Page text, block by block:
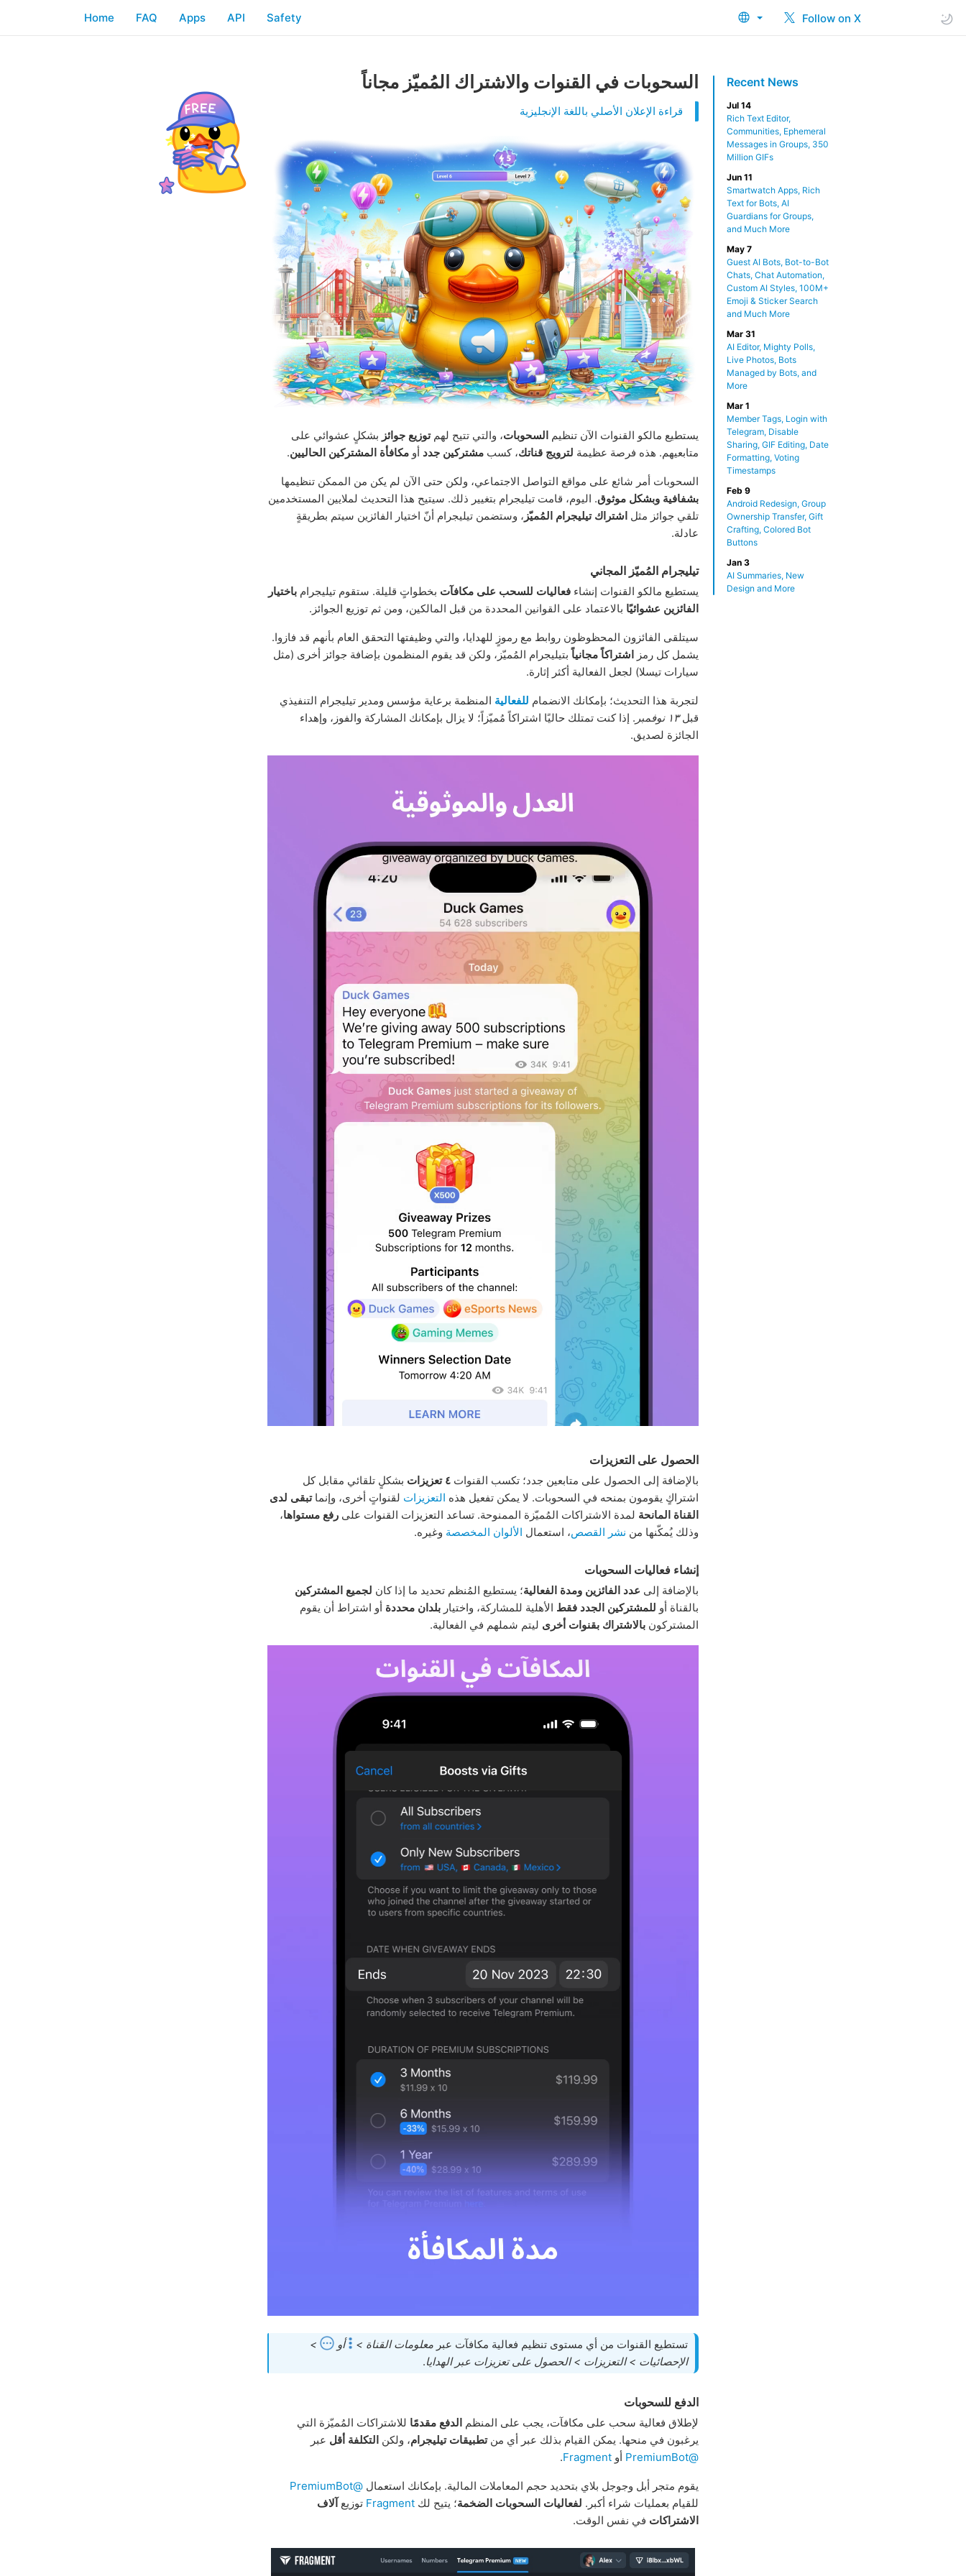
Follow on X
Home FAQ Apps API Safety
Recent News
Jul 14
Rich Text Editor,
Communities, Ephemeral
Messages in Groups, 350
Million GIFs
Jun 11
Smartwatch Apps, Rich
Text for Bots, AI
Guardians for Groups,
and Much More
May 7
Guest AI Bots, Bot-to-Bot
Chats, Chat Automation,
Custom AI Styles, 100M+
Emoji & Sticker Search
and Much More
Mar 31
AI Editor, Mighty Polls,
Live Photos, Bots
Managed by Bots, and
More
Mar 1
Member Tags, Login with
Telegram, Disable
Sharing, GIF Editing, Date
Formatting, Voting
Timestamps
Feb 9
Android Redesign, Group
Ownership Transfer, Gift
Crafting, Colored Bot
Buttons
Jan 3
AI Summaries, New
Design and More
السحوبات في القنوات والاشتراك المُميّز مجاناً
قراءة الإعلان الأصلي باللغة الإنجليزية
يستطيع مالكو القنوات الآن تنظيم السحوبات، والتي تتيح لهمتوزيع جوائز بشكلٍ عشوائي على
متابعيهم. هذه فرصة عظيمة لترويج قناتك، كسب مشتركين جدد أو مكافأة المشتركين الحاليين.
السحوبات أمر شائع على مواقع التواصل الاجتماعي، ولكن حتى الآن لم يكن من الممكن تنظيمها
بشفافية وبشكل موثوق. اليوم، قامت تيليجرام بتغيير ذلك. سيتيح هذا التحديث لملايين المستخدمين
تلقي جوائز مثل اشتراك تيليجرام المُميّز ، وستضمن تيليجرام أنّ اختيار الفائزين سيتم بطريقةٍ
عادلة.
تيليجرام المُميّز المجاني
يستطيع مالكو القنوات إنشاء فعاليات للسحب على مكافآت بخطواتٍ قليلة. ستقوم تيليجرام باختيار
الفائزين عشوائيًا بالاعتماد على القوانين المحددة من قبل المالكين، ومن ثم توزيع الجوائز.
سيتلقى الفائزون المحظوظون روابط مع رموزٍ للهدايا، والتي وظيفتها التحقق العام بأنهم قد فازوا.
يشمل كل رمز اشتراكاً مجانياًبتيليجرام المُميّز، ولكن قد يقوم المنظمون بإضافة جوائز أخرى (مثل
سيارات تيسلا) لجعل الفعالية أكثر إثارة.
لتجربة هذا التحديث؛ بإمكانك الانضمام للفعالية المنظمة برعاية مؤسس ومدير تيليجرام التنفيذي
قبل١٣ نوفمبر
. إذا كنت تمتلك حاليًا اشتراكاً مُميّزاً؛ لا يزال بإمكانك المشاركة والفوز، وإهداء
الجائزة لصديق.
الحصول على التعزيزات
بالإضافة إلى الحصول على متابعين جدد؛ تكسب القنوات ٤ تعزيزات
بشكلٍ تلقائي مقابل كل
اشتراكٍ يقومون بمنحه في السحوبات. لا يمكن تفعيل هذه التعزيزات لقنواتٍ أخرى، وإنماتبقى لدى
القناة المانحة لمدة الاشتراكات المُميّزة الممنوحة. تساعد التعزيزات القنوات على رفع مستواها،
وذلك يُمكّنها من نشر القصص، استعمال الألوان المخصصة وغيره.
إنشاء فعاليات السحوبات
بالإضافة إلى عدد الفائزين ومدة الفعالية؛ يستطيع المُنظم تحديد ما إذا كان لجميع المشتركين
بالقناة أو للمشتركين الجدد فقط الأهلية للمشاركة، واختيار بلدان محددة أو اشتراط أن يقوم
المشتركون بالاشتراك بقنوات أخرى ليتم شملهم في الفعالية.
تستطيع القنوات من أي مستوى تنظيم فعالية مكافآت عبر معلومات القناة > أو
>
الإحصائيات > التعزيزات > الحصول على تعزيزات عبر الهدايا.
الدفع للسحوبات
لإطلاق فعالية سحب على مكافآت، يجب على المنظم الدفع مقدمًا للاشتراكات المُميّزة التي
يرغبون في منحها. يمكن القيام بذلك عبر أي منتطبيقات تيليجرام، ولكن التكلفة أقل عبر
@PremiumBot
أو Fragment
.
يقوم متجر أبل وجوجل بلاي بتحديد حجم المعاملات المالية. بإمكانك استعمال @PremiumBot
للقيام بعمليات شراء أكبر. لفعاليات السحوبات الضخمة؛ يتيح لك Fragment توزيعآلاف
الاشتراكات في نفس الوقت.